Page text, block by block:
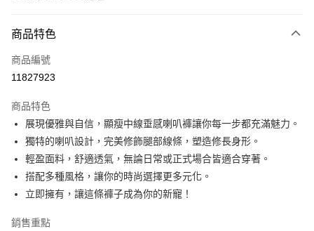
信用卡一次付款
超商取貨付款
Apple Pay
街口支付
Google Pay
大哥付你分期
相關說明
商品特色
商品編號
11827923
商品特色
展現優雅與自信，顯瘦中線垂感喇叭褲讓你每一步都充滿魅力。
獨特的喇叭設計，完美修飾腿部線條，塑造修長身形。
輕盈面料，舒適透氣，無論日常或正式場合皆適合穿著。
搭配多種風格，讓你的時尚選擇更多元化。
立即擁有，讓這條褲子成為你的新寵！
銷售重點